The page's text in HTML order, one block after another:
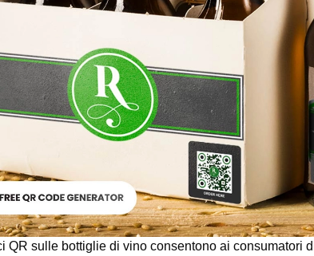
QR sulle bottiglie di vino consentono ai consumatori